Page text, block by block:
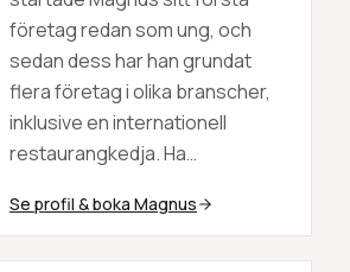
företag redan som ung, och
sedan dess har han grundat
flera företag i olika branscher,
inklusive en internationell
restaurangkedja. Ha…
Se profil & boka Magnus